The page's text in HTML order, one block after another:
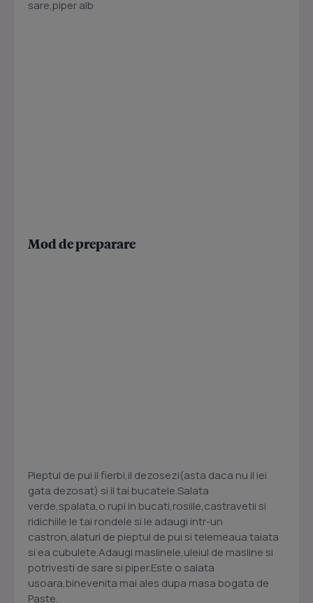
sare,piper alb
Mod de preparare
Pieptul de pui il fierbi,il dezosezi(asta daca nu il iei
gata dezosat) si il tai bucatele.Salata
verde,spalata,o rupi in bucati,rosiile,castravetii si
ridichiile le tai rondele si le adaugi intr-un
castron,alaturi de pieptul de pui si telemeaua taiata
si ea cubulete.Adaugi maslinele,uleiul de masline si
potrivesti de sare si piper.Este o salata
usoara,binevenita mai ales dupa masa bogata de
Paste.